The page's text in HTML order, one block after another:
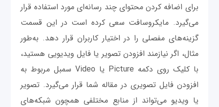
برای اضافه کردن محتوای چند رسانه‌ای مورد استفاده قرار
می‌گیرد. مایکروسافت سعی کرده است در این قسمت
گزینه‌های مفصلی را در اختیار کاربران قرار دهد. به‌طور
مثال، اگر نیازمند افزودن تصویر یا فایل ویدیویی هستید،
با کلیک روی دکمه Picture یا Video سمبل مربوط به
افزودن فایل تصویری در مقاله شما قرار می‌گیرد. تصویر
یا ویدیو می‌تواند از منابع مختلفی همچون شبکه‌های